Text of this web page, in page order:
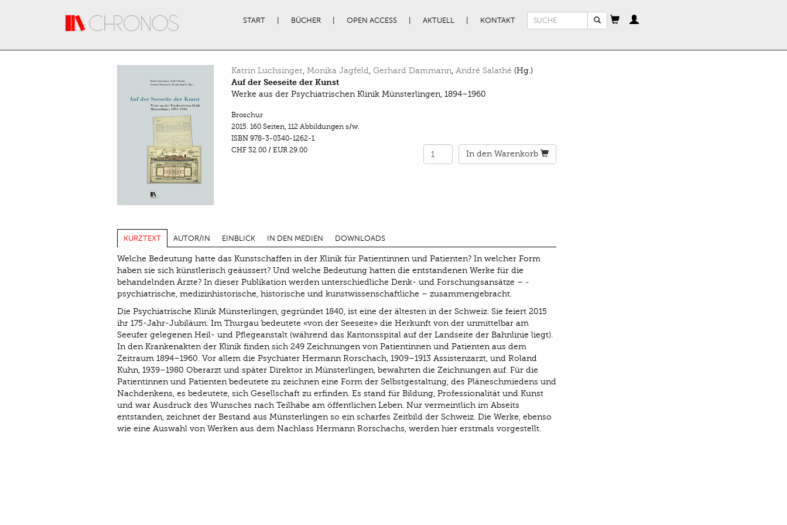
START BÜCHER OPEN ACCESS AKTUELL KONTAKT
Suchformular
Katrin Luchsinger, Monika Jagfeld, Gerhard Dammann, André Salathé (Hg.)
Auf der Seeseite der Kunst
Werke aus der Psychiatrischen Klinik Münsterlingen, 1894–1960
Broschur
2015. 160 Seiten, 112 Abbildungen s/w.
ISBN 978-3-0340-1262-1
CHF 32.00/ EUR 29.00 In den Warenkorb
KURZTEXT AUTOR/IN EINBLICK IN DEN MEDIEN DOWNLOADS
Welche Bedeutung hatte das Kunstschaffen in der Klinik für Patientinnen und Patienten? In welcher Form
haben sie sich künstlerisch geäussert? Und welche Bedeutung hatten die entstandenen Werke für die
behandelnden Ärzte? In dieser Publikation werden unterschiedliche Denk- und Forschungsansätze – ­
psychiatrische, medizin­historische, historische und kunstwissenschaftliche – zusammengebracht.
Die Psychiatrische Klinik Münsterlingen, gegründet 1840, ist eine der ältesten in der Schweiz. Sie feiert 2015
ihr 175-Jahr-Jubiläum. Im Thurgau bedeutete «von der Seeseite» die Herkunft von der unmittelbar am
Seeufer gelegenen Heil- und Pflegeanstalt (während das Kantonsspital auf der Landseite der Bahnlinie liegt).
In den Krankenakten der Klinik finden sich 249 Zeichnungen von Patientinnen und Patienten aus dem
Zeitraum 1894–1960. Vor allem die Psychiater Hermann Rorschach, 1909–1913 Assistenzarzt, und Roland
Kuhn, 1939–1980 Oberarzt und später Direktor in Münsterlingen, bewahrten die Zeichnungen auf. Für die
Patientinnen und Patienten bedeutete zu zeichnen eine Form der Selbstgestaltung, des Pläneschmiedens und
Nachdenkens, es bedeutete, sich Gesellschaft zu erfinden. Es stand für Bildung, Professionalität und Kunst
und war Ausdruck des Wunsches nach Teilhabe am öffentlichen Leben. Nur vermeintlich im Abseits
entstanden, zeichnet der Bestand aus Münsterlingen so ein scharfes Zeitbild der Schweiz. Die Werke, ebenso
wie eine Auswahl von Werken aus dem Nachlass Hermann Rorschachs, werden hier erstmals vorgestellt.